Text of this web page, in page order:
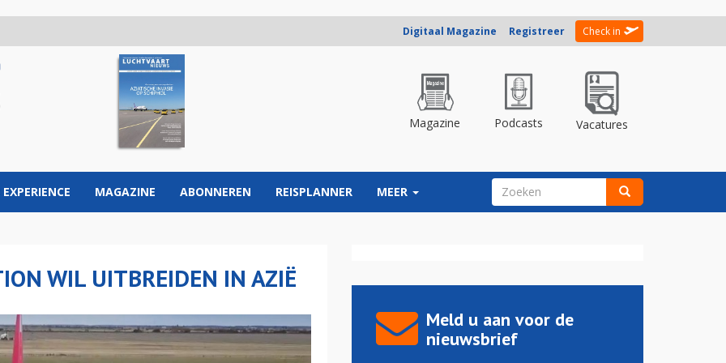
Digitaal Magazine Registreer Check in
Magazine Podcasts Vacatures
EXPERIENCE MAGAZINE ABONNEREN REISPLANNER MEER ZOEKVELD
WIL UITBREIDEN IN AZIË
Meld u aan voor de
nieuwsbrief